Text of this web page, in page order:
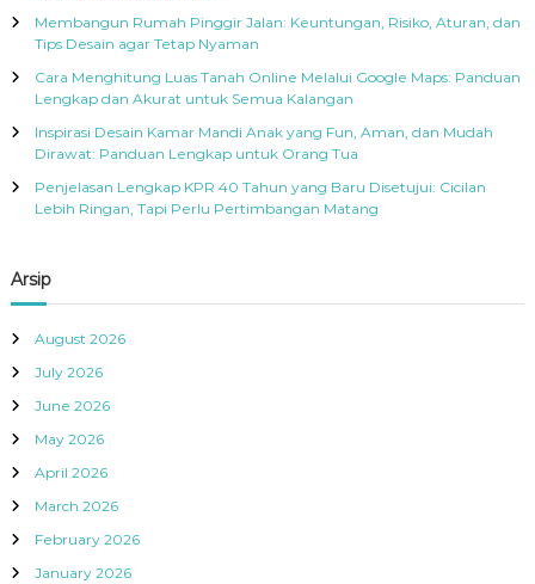
r
Membangun Rumah Pinggir Jalan: Keuntungan, Risiko, Aturan, dan
Tips Desain agar Tetap Nyaman
Cara Menghitung Luas Tanah Online Melalui Google Maps: Panduan
Lengkap dan Akurat untuk Semua Kalangan
Inspirasi Desain Kamar Mandi Anak yang Fun, Aman, dan Mudah
Dirawat: Panduan Lengkap untuk Orang Tua
Penjelasan Lengkap KPR 40 Tahun yang Baru Disetujui: Cicilan
Lebih Ringan, Tapi Perlu Pertimbangan Matang
Arsip
August 2026
July 2026
June 2026
May 2026
April 2026
March 2026
February 2026
January 2026